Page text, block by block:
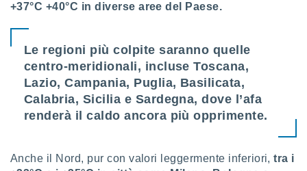
degli
dei
o la
di
+37°C +40°C in diverse aree del Paese.
Le regioni più colpite saranno quelle
centro-meridionali, incluse Toscana,
Lazio, Campania, Puglia, Basilicata,
Calabria, Sicilia e Sardegna, dove l’afa
renderà il caldo ancora più opprimente.
Anche il Nord, pur con valori leggermente inferiori,tra i